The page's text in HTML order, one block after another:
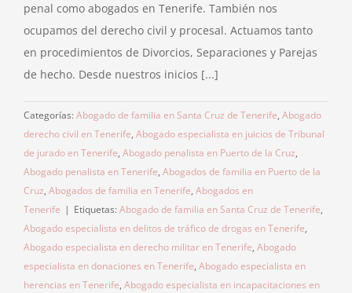
penal como abogados en Tenerife. También nos
ocupamos del derecho civil y procesal. Actuamos tanto
en procedimientos de Divorcios, Separaciones y Parejas
de hecho. Desde nuestros inicios [...]
Categorías: Abogado de familia en Santa Cruz de Tenerife, Abogado
derecho civil en Tenerife, Abogado especialista en juicios de Tribunal
de jurado en Tenerife, Abogado penalista en Puerto de la Cruz,
Abogado penalista en Tenerife, Abogados de familia en Puerto de la
Cruz, Abogados de familia en Tenerife, Abogados en
Tenerife | Etiquetas: Abogado de familia en Santa Cruz de Tenerife,
Abogado especialista en delitos de tráfico de drogas en Tenerife,
Abogado especialista en derecho militar en Tenerife, Abogado
especialista en donaciones en Tenerife, Abogado especialista en
herencias en Tenerife, Abogado especialista en incapacitaciones en